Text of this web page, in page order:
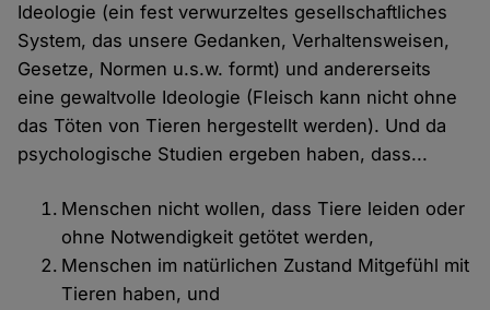
Ideologie (ein fest verwurzeltes gesellschaftliches
System, das unsere Gedanken, Verhaltensweisen,
Gesetze, Normen u.s.w. formt) und andererseits
eine gewaltvolle Ideologie (Fleisch kann nicht ohne
das Töten von Tieren hergestellt werden). Und da
psychologische Studien ergeben haben, dass...
Menschen nicht wollen, dass Tiere leiden oder
ohne Notwendigkeit getötet werden,
Menschen im natürlichen Zustand Mitgefühl mit
Tieren haben, und